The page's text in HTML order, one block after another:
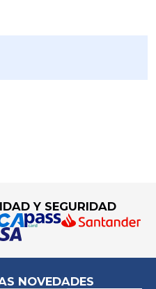
Y SEGURIDAD
NOVEDADES